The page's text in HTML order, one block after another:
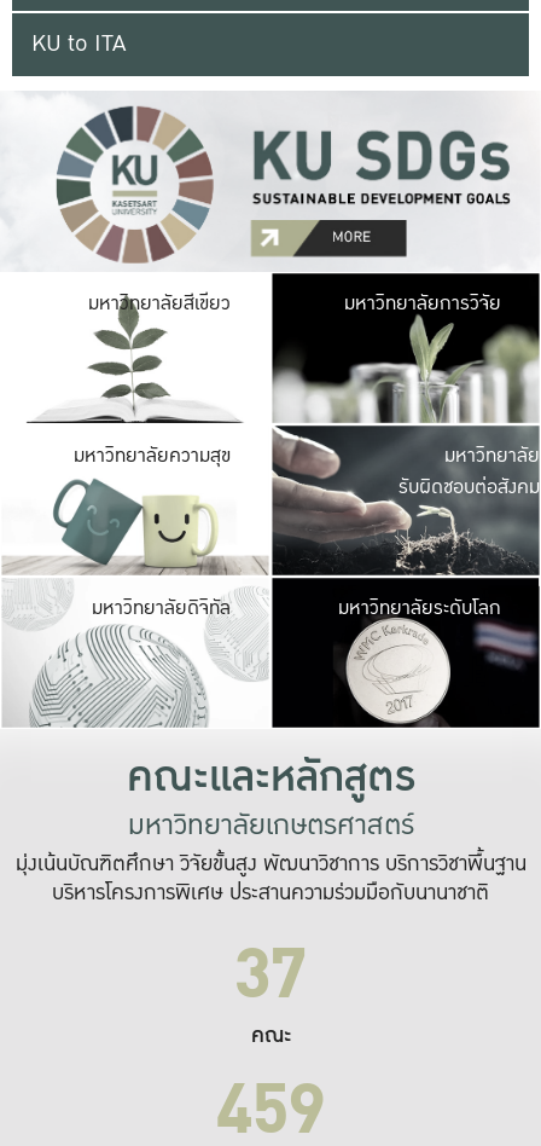
KU to ITA
มหาวิทยาลัยสีเขียว มหาวิ
มีพื้นที่เขียวสดใส
เป็นป่าในเมือง เกษต
มหาวิทยาลัยการวิจัย
มหาวิทยาลัยความสุข มหาวิ
ค
เปิดประ
และพบเรื่องราวใ
มหาวิทยาลัย
รับผิดชอบต่อสังคม
มหาวิทยาลัยดิจิทัล มหาวิ
เปลี่ยนแปลง แล
เพื่อทำง
ระบบสารสนเทศ
มหาวิทยาลัยระดับโลก
คณะและหลักสูตร
มหาวิทยาลัยเกษตรศาสตร์
มุ่งเน้นบัณฑิตศึกษา วิจัยขั้นสูง พัฒนาวิชาการ บริการวิชาพื้นฐาน
บริหารโครงการพิเศษ ประสานความร่วมมือกับนานาชาติ
37
คณะ
459